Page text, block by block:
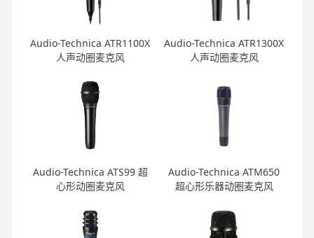
Audio-Technica ATR1100X
人声动圈麦克风
Audio-Technica ATR1300X
人声动圈麦克风
Audio-Technica ATS99 超
心形动圈麦克风
Audio-Technica ATM650
超心形乐器动圈麦克风